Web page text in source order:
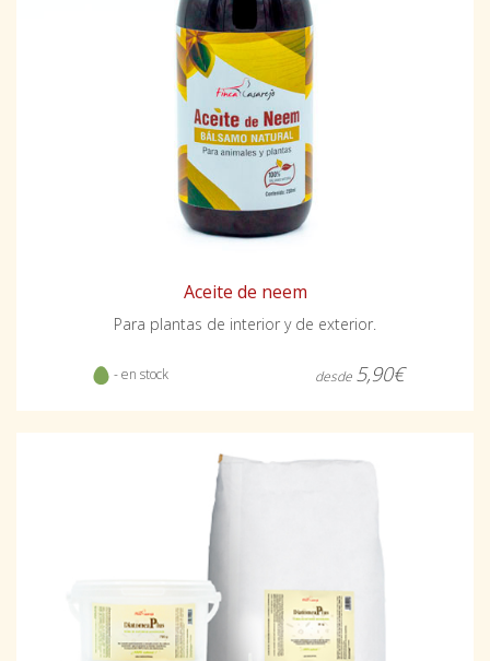
Aceite de neem
Para plantas de interior y de exterior.
- en stock desde 5,90€